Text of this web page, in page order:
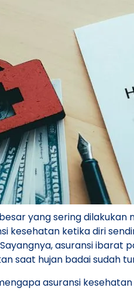
yang sering
kesehatan ketika diri
asuransi ibarat
saat hujan badai sudah
asuransi